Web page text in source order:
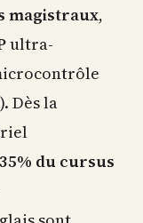
magistraux,
ultra-
Dès la
35% du cursus